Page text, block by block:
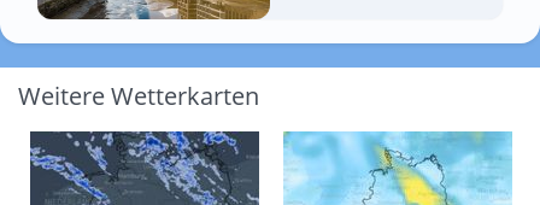
Weitere Wetterkarten